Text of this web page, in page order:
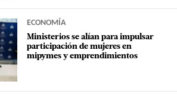
ECONOMÍA
Ministerios se alían para impulsar
participación de mujeres en
mipymes y emprendimientos